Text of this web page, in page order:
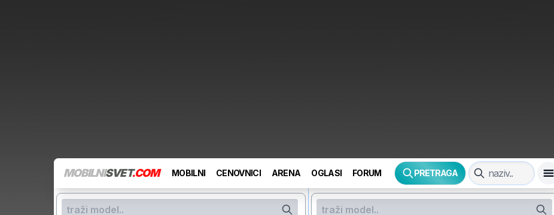
MOBILNISVET.COM MOBILNI CENOVNICI ARENA OGLASI FORUM PRETRAGA